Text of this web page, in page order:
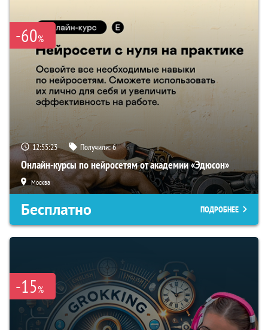
-60%
12:55:22 Получили:6
Онлайн-курсы по нейросетям от академии «Эдюсон»
Москва
Бесплатно ПОДРОБНЕЕ
-15%